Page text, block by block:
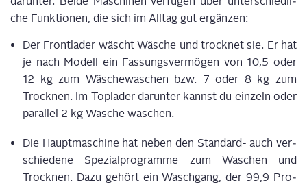
che Funk­tio­nen, die sich im All­tag gut ergänzen:
Der Front­la­der wäscht Wäsche und trock­net sie. Er hat
je nach Modell ein Fas­sungs­ver­mö­gen von 10,5 oder
12 kg zum Wäsche­wa­schen bzw. 7 oder 8 kg zum
Trock­nen. Im Top­la­der dar­un­ter kannst du ein­zeln oder
par­al­lel 2 kg Wäsche waschen.
Die Haupt­ma­schi­ne hat neben den Stan­dard- auch ver­
schie­de­ne Spe­zi­al­pro­gram­me zum Waschen und
Trock­nen. Dazu gehört ein Wasch­gang, der 99,9 Pro­